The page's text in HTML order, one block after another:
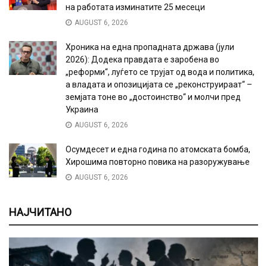
на работата изминатите 25 месеци
AUGUST 6, 2026
Хроника на една пропадната држава (јули
2026): Додека правдата е заробена во
„реформи“, луѓето се трујат од вода и политика,
а владата и опозицијата се „реконструираат“ –
земјата тоне во „достоинство“ и молчи пред
Украина
AUGUST 6, 2026
Осумдесет и една година по атомската бомба,
Хирошима повторно повика на разоружување
AUGUST 6, 2026
НАЈЧИТАНО